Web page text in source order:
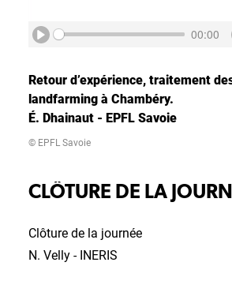
Play
00:00
Retour d’expérience, traitement
landfarming à Chambéry.
É. Dhainaut - EPFL Savoie
© EPFL Savoie
CLÔTURE DE LA
Clôture de la journée
N. Velly - INERIS